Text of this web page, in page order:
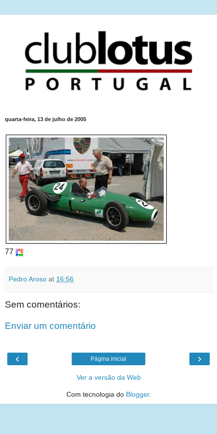
quarta-feira, 13 de julho de 2005
77
Pedro Aroso at 16:56
Sem comentários:
Enviar um comentário
‹ ›
Página inicial
Ver a versão da Web
Com tecnologia do Blogger.